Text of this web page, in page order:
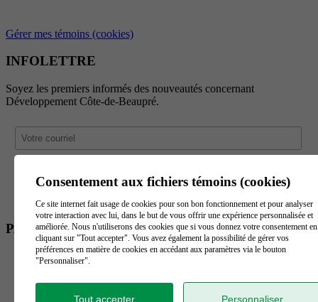
Gérer mes témoins (cookies)
INFOLETTRE
Soyez les premiers informés des nouveautés concernant
Développement Côte-de-Beaupré.
PARTENAIRES
Consentement aux fichiers témoins (cookies)
Ce site internet fait usage de cookies pour son bon fonctionnement et pour analyser
votre interaction avec lui, dans le but de vous offrir une expérience personnalisée et
améliorée. Nous n'utiliserons des cookies que si vous donnez votre consentement en
cliquant sur "Tout accepter". Vous avez également la possibilité de gérer vos
préférences en matière de cookies en accédant aux paramètres via le bouton
"Personnaliser".
Tout accepter Personnaliser